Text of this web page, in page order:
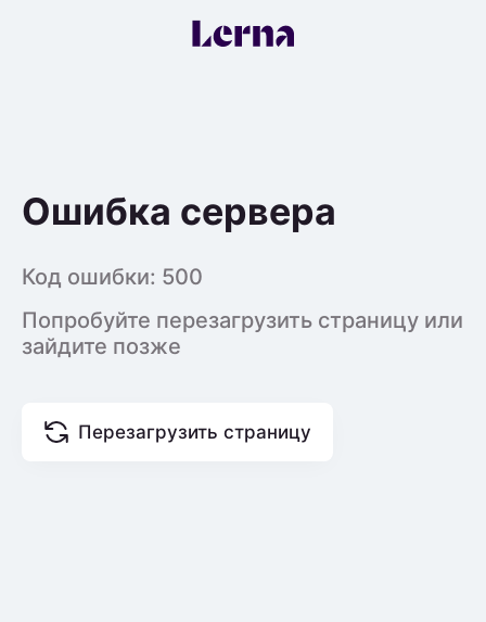
Ошибка сервера
Код ошибки: 500
Попробуйте перезагрузить страницу или
зайдите позже
Перезагрузить страницу